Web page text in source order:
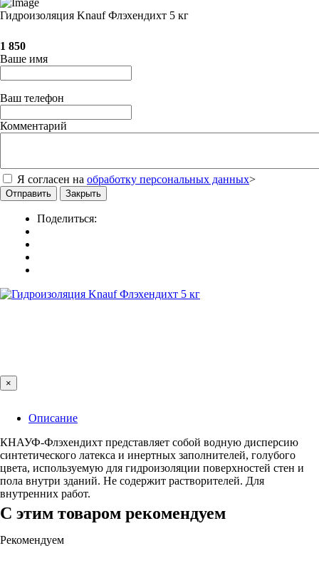
Гидроизоляция Knauf Флэхендихт 5 кг
1 850
Ваше имя
Ваш телефон
Комментарий
Я согласен на обработку персональных данных>
Отправить Закрыть
Поделиться:
×
Описание
КНАУФ-Флэхендихт представляет собой водную дисперсию
синтетического латекса и инертных заполнителей, голубого
цвета, используемую для гидроизоляции поверхностей стен и
пола внутри зданий. Не содержит растворителей. Для
внутренних работ.
С этим товаром рекомендуем
Рекомендуем